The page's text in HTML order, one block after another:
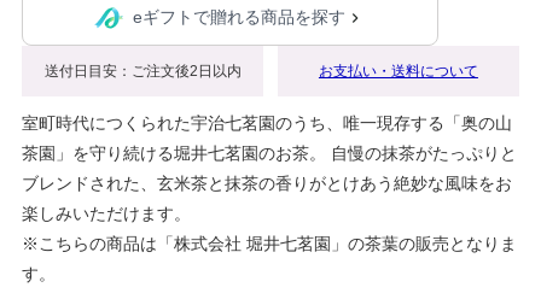
eギフトで贈れる商品を探す
送付日目安：ご注文後2日以内 お支払い・送料について
室町時代につくられた宇治七茗園のうち、唯一現存する「奥の山
茶園」を守り続ける堀井七茗園のお茶。 自慢の抹茶がたっぷりと
ブレンドされた、玄米茶と抹茶の香りがとけあう絶妙な風味をお
楽しみいただけます。
※こちらの商品は「株式会社 堀井七茗園」の茶葉の販売となりま
す。